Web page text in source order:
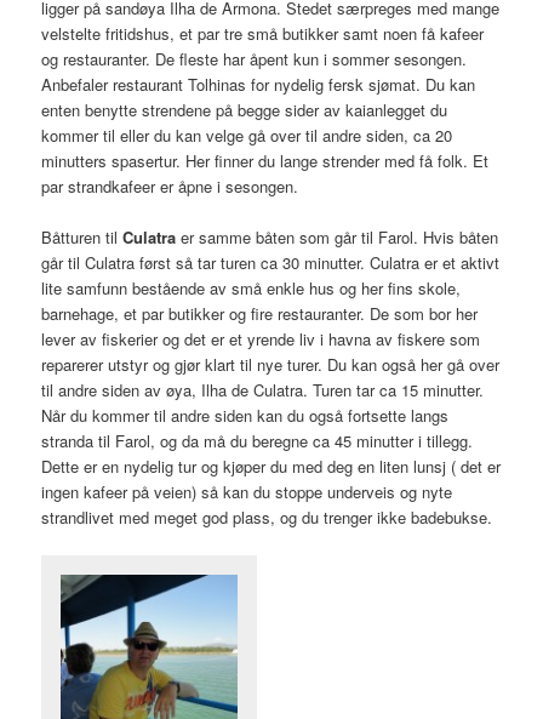
ligger på sandøya Ilha de Armona. Stedet særpreges med mange
velstelte fritidshus, et par tre små butikker samt noen få kafeer
og restauranter. De fleste har åpent kun i sommer sesongen.
Anbefaler restaurant Tolhinas for nydelig fersk sjømat. Du kan
enten benytte strendene på begge sider av kaianlegget du
kommer til eller du kan velge gå over til andre siden, ca 20
minutters spasertur. Her finner du lange strender med få folk. Et
par strandkafeer er åpne i sesongen.
Båtturen tilCulatra er samme båten som går til Farol. Hvis båten
går til Culatra først så tar turen ca 30 minutter. Culatra er et aktivt
lite samfunn bestående av små enkle hus og her fins skole,
barnehage, et par butikker og fire restauranter. De som bor her
lever av fiskerier og det er et yrende liv i havna av fiskere som
reparerer utstyr og gjør klart til nye turer. Du kan også her gå over
til andre siden av øya, Ilha de Culatra. Turen tar ca 15 minutter.
Når du kommer til andre siden kan du også fortsette langs
stranda til Farol, og da må du beregne ca 45 minutter i tillegg.
Dette er en nydelig tur og kjøper du med deg en liten lunsj ( det er
ingen kafeer på veien) så kan du stoppe underveis og nyte
strandlivet med meget god plass, og du trenger ikke badebukse.